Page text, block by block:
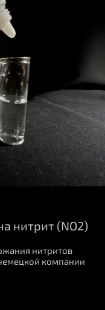
нитрит (NO2)
нитритов
компании